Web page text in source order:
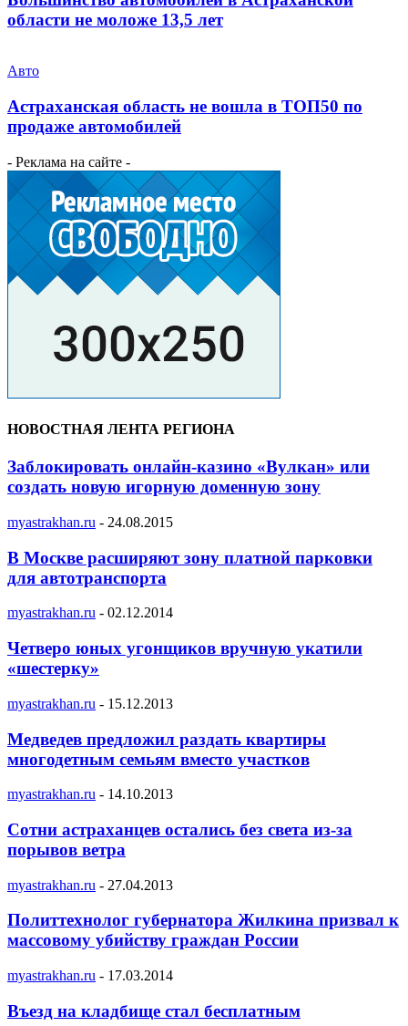
области не моложе 13,5 лет
Авто
Астраханская область не вошла в ТОП50 по
продаже автомобилей
- Реклама на сайте -
НОВОСТНАЯ ЛЕНТА РЕГИОНА
Заблокировать онлайн-казино «Вулкан» или
создать новую игорную доменную зону
myastrakhan.ru - 24.08.2015
В Москве расширяют зону платной парковки
для автотранспорта
myastrakhan.ru - 02.12.2014
Четверо юных угонщиков вручную укатили
«шестерку»
myastrakhan.ru - 15.12.2013
Медведев предложил раздать квартиры
многодетным семьям вместо участков
myastrakhan.ru - 14.10.2013
Сотни астраханцев остались без света из-за
порывов ветра
myastrakhan.ru - 27.04.2013
Политтехнолог губернатора Жилкина призвал к
массовому убийству граждан России
myastrakhan.ru - 17.03.2014
Въезд на кладбище стал бесплатным